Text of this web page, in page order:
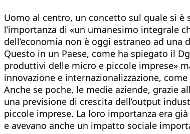
Uomo al centro, un concetto sul quale si
l’importanza di «un umanesimo integrale
dell’economia non è oggi estraneo ad
Questo in un Paese, come ha spiegato il
produttivi delle micro e piccole imprese»
innovazione e internazionalizzazione,
Anche se poche, le medie aziende, grazie
una previsione di crescita dell’output
piccole imprese. La loro importanza era
e avevano anche un impatto sociale